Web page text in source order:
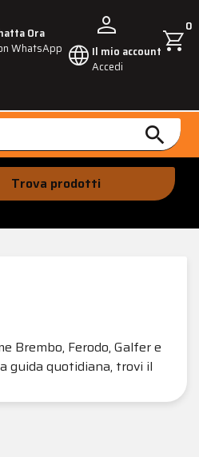
shopping_cart0
person
Il mio account
Accedi
language
Ora
WhatsApp
search
Trova prodotti
Brembo, Ferodo, Galfer e
guida quotidiana, trovi il